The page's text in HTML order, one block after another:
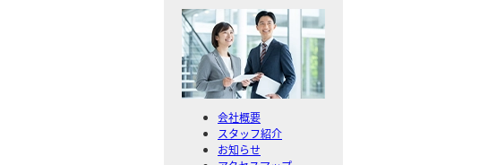
会社概要
スタッフ紹介
お知らせ